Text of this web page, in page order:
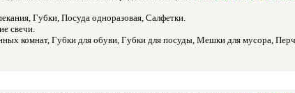
Губки, Посуда одноразовая, Салфетки.
свечи.
комнат, Губки для обуви, Губки для посуды, Мешки для мусора,